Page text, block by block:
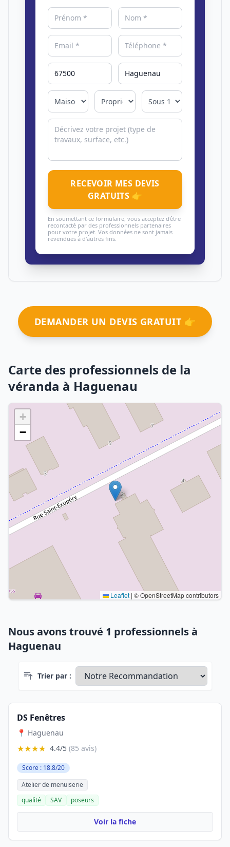
RECEVOIR MES DEVIS
GRATUITS 👉
En soumettant ce formulaire, vous acceptez d'être
recontacté par des professionnels partenaires
pour votre projet. Vos données ne sont jamais
revendues à d'autres fins.
DEMANDER UN DEVIS GRATUIT 👉
Carte des professionnels de la
véranda à Haguenau
+
−
Leaflet | © OpenStreetMap contributors
Nous avons trouvé 1 professionnels à
Haguenau
Trier par :
DS Fenêtres
📍 Haguenau
★★★★ 4.4/5 (85 avis)
Score : 18.8/20
Atelier de menuiserie
qualité
SAV poseurs
Voir la fiche